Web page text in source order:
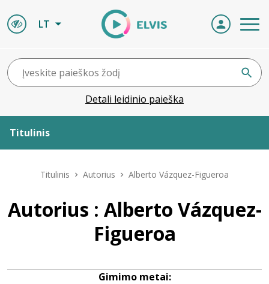
LT
Detali leidinio paieška
Titulinis
Leidiniai
Naujienos
Titulinis Autorius Alberto Vázquez-Figueroa
Autorius : Alberto Vázquez-
Figueroa
Gimimo metai: